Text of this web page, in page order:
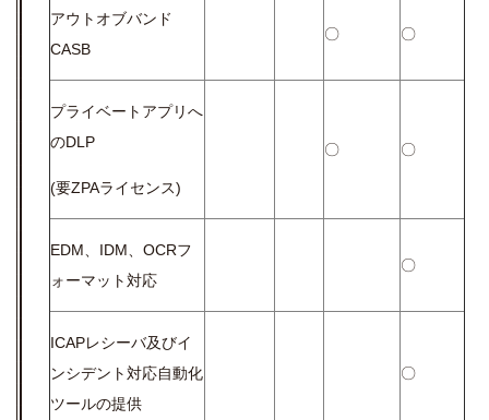
アウトオブバンド
CASB
〇 〇
プライベートアプリへ
のDLP
(要ZPAライセンス)
〇 〇
EDM、IDM、OCRフ
ォーマット対応
〇
ICAPレシーバ及びイ
ンシデント対応自動化
ツールの提供
〇